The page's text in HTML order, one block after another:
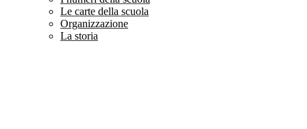
Le carte della scuola
Organizzazione
La storia